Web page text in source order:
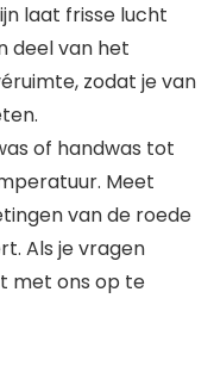
laat frisse lucht
deel van het
zodat je van
of handwas tot
Meet
van de roede
Als je vragen
met ons op te